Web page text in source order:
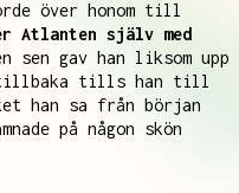
över honom till
Atlanten själv med
sen gav han liksom upp
tillbaka tills han till
han sa från början
på någon skön